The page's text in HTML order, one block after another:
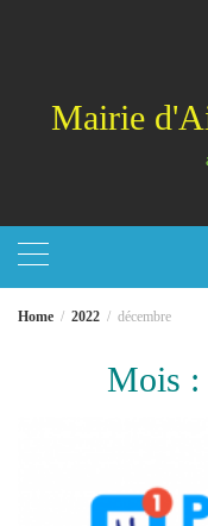
Mairie
Home 2022 décembre
Mois :